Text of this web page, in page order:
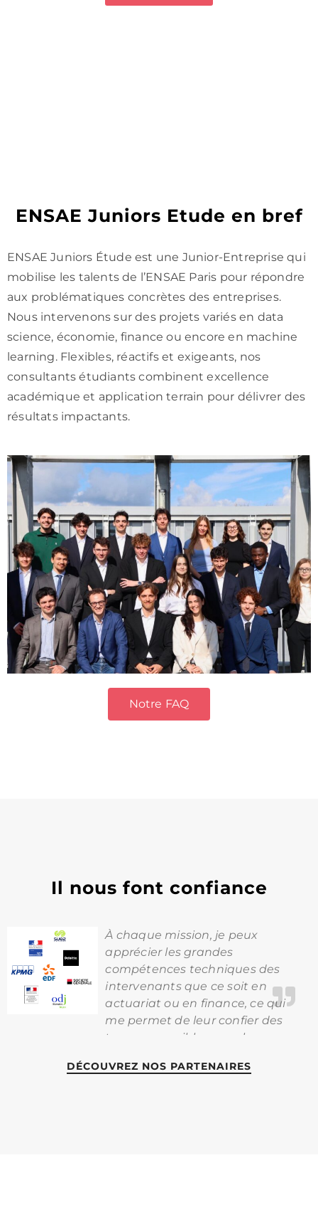
ENSAE Juniors Etude en bref
ENSAE Juniors Étude est une Junior-Entreprise qui
mobilise les talents de l’ENSAE Paris pour répondre
aux problématiques concrètes des entreprises.
Nous intervenons sur des projets variés en data
science, économie, finance ou encore en machine
learning. Flexibles, réactifs et exigeants, nos
consultants étudiants combinent excellence
académique et application terrain pour délivrer des
résultats impactants.
Notre FAQ
Il nous font confiance
À chaque mission, je peux
apprécier les grandes
compétences techniques des
intervenants que ce soit en
actuariat ou en finance, ce qui
me permet de leur confier des
travaux sensibles pour le
s'agisse d'analyse de la
DÉCOUVREZ NOS PARTENAIRES